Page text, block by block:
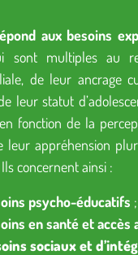
aux besoins
sont multiples au
de leur ancrage
leur statut
fonction de la
leur appréhension
concernent ainsi :
psycho-éducatifs ;
en santé et accès
sociaux et